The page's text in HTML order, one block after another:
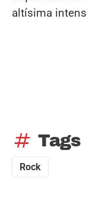
altísima
tag Tags
Rock